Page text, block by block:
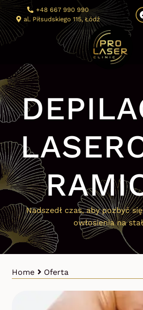
+48 667 990 990
al. Piłsudskiego 115, Łódź
Nadszedł czas, aby pozbyć
owłosienia na
Home Oferta